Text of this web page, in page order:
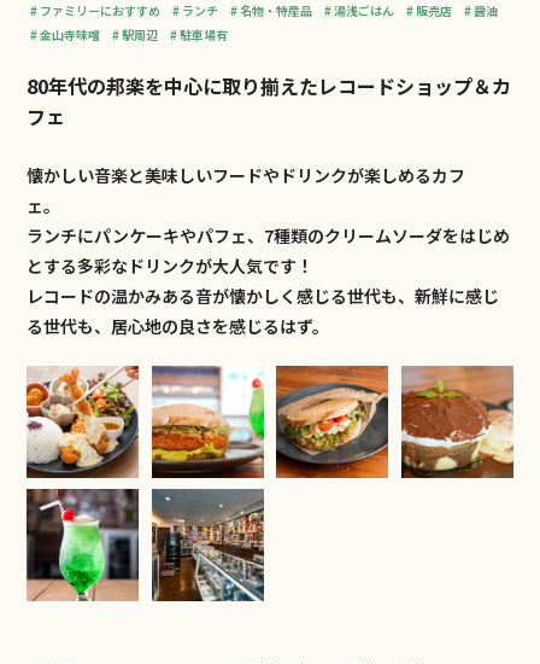
ファミリーにおすすめ
ランチ 名物・特産品 湯浅ごはん 販売店
醤油
金山寺味噌
駅周辺 駐車場有
80年代の邦楽を中心に取り揃えたレコードショップ＆カ
フェ
懐かしい音楽と美味しいフードやドリンクが楽しめるカフ
ェ。
ランチにパンケーキやパフェ、7種類のクリームソーダをはじめ
とする多彩なドリンクが大人気です！
レコードの温かみある音が懐かしく感じる世代も、新鮮に感じ
る世代も、居心地の良さを感じるはず。